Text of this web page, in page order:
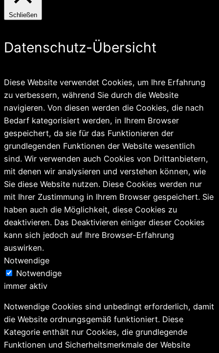
Schließen
Datenschutz-Übersicht
Diese Website verwendet Cookies, um Ihre Erfahrung
zu verbessern, während Sie durch die Website
navigieren. Von diesen werden die Cookies, die nach
Bedarf kategorisiert werden, in Ihrem Browser
gespeichert, da sie für das Funktionieren der
grundlegenden Funktionen der Website wesentlich
sind. Wir verwenden auch Cookies von Drittanbietern,
mit denen wir analysieren und verstehen können, wie
Sie diese Website nutzen. Diese Cookies werden nur
mit Ihrer Zustimmung in Ihrem Browser gespeichert. Sie
haben auch die Möglichkeit, diese Cookies zu
deaktivieren. Das Deaktivieren einiger dieser Cookies
kann sich jedoch auf Ihre Browser-Erfahrung
auswirken.
Notwendige
Notwendige
immer aktiv
Notwendige Cookies sind unbedingt erforderlich, damit
die Website ordnungsgemäß funktioniert. Diese
Kategorie enthält nur Cookies, die grundlegende
Funktionen und Sicherheitsmerkmale der Website